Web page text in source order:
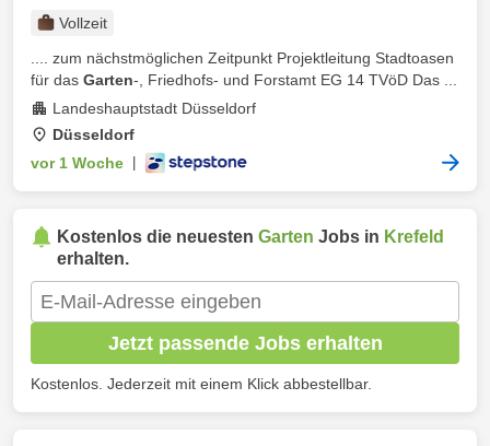
Vollzeit
.... zum nächstmöglichen Zeitpunkt Projektleitung Stadtoasen
für das Garten-, Friedhofs- und Forstamt EG 14 TVöD Das ...
Landeshauptstadt Düsseldorf
Düsseldorf
vor 1 Woche
Kostenlos die neuesten Garten Jobs in Krefeld
erhalten.
Jetzt passende Jobs erhalten
Kostenlos. Jederzeit mit einem Klick abbestellbar.